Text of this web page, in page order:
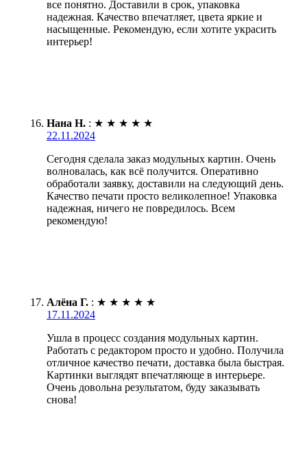
все понятно. Доставили в срок, упаковка
надежная. Качество впечатляет, цвета яркие и
насыщенные. Рекомендую, если хотите украсить
интерьер!
Нана Н. : ★ ★ ★ ★ ★
22.11.2024
Сегодня сделала заказ модульных картин. Очень
волновалась, как всё получится. Оперативно
обработали заявку, доставили на следующий день.
Качество печати просто великолепное! Упаковка
надежная, ничего не повредилось. Всем
рекомендую!
Алёна Г. : ★ ★ ★ ★ ★
17.11.2024
Ушла в процесс создания модульных картин.
Работать с редактором просто и удобно. Получила
отличное качество печати, доставка была быстрая.
Картинки выглядят впечатляюще в интерьере.
Очень довольна результатом, буду заказывать
снова!